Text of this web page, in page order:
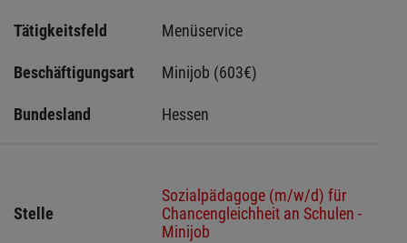
Tätigkeitsfeld Menüservice
Beschäftigungsart Minijob (603€)
Bundesland Hessen
Stelle
Sozialpädagoge (m/w/d) für
Chancengleichheit an Schulen -
Minijob